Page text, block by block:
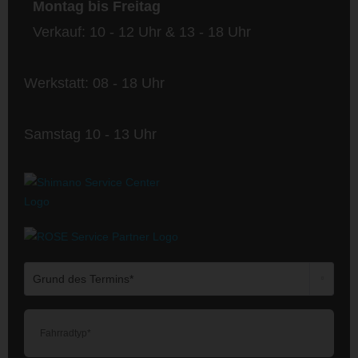
Montag bis Freitag
Verkauf: 10 - 12 Uhr & 13 - 18 Uhr
Werkstatt: 08 - 18 Uhr
Samstag 10 - 13 Uhr